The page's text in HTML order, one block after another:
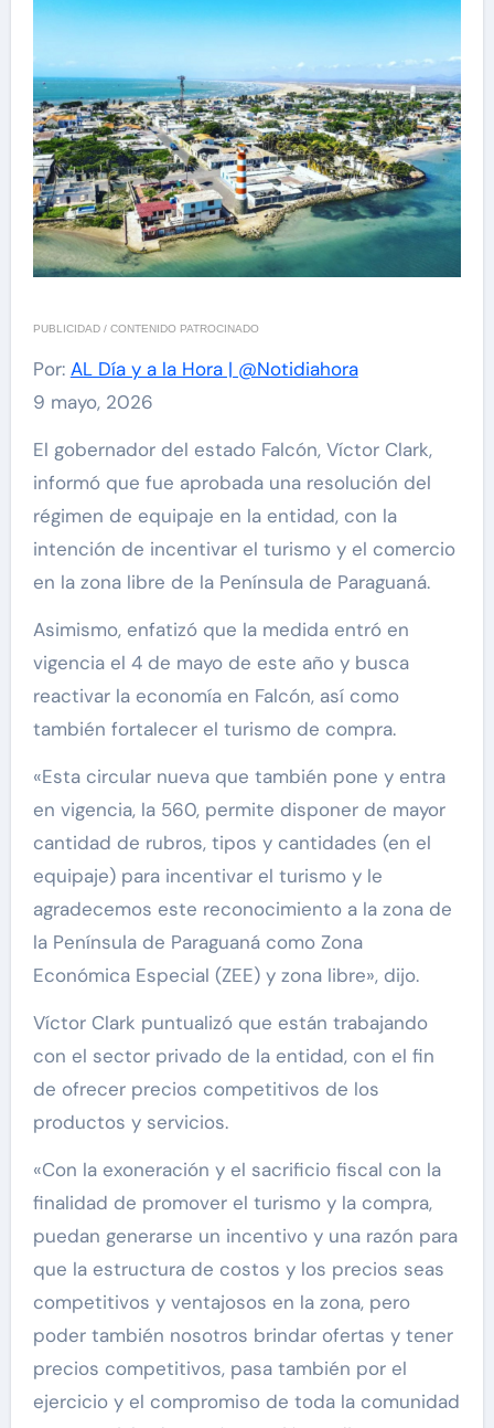
PUBLICIDAD / CONTENIDO PATROCINADO
Por: AL Día y a la Hora | @Notidiahora
9 mayo, 2026
El gobernador del estado Falcón, Víctor Clark,
informó que fue aprobada una resolución del
régimen de equipaje en la entidad, con la
intención de incentivar el turismo y el comercio
en la zona libre de la Península de Paraguaná.
Asimismo, enfatizó que la medida entró en
vigencia el 4 de mayo de este año y busca
reactivar la economía en Falcón, así como
también fortalecer el turismo de compra.
«Esta circular nueva que también pone y entra
en vigencia, la 560, permite disponer de mayor
cantidad de rubros, tipos y cantidades (en el
equipaje) para incentivar el turismo y le
agradecemos este reconocimiento a la zona de
la Península de Paraguaná como Zona
Económica Especial (ZEE) y zona libre», dijo.
Víctor Clark puntualizó que están trabajando
con el sector privado de la entidad, con el fin
de ofrecer precios competitivos de los
productos y servicios.
«Con la exoneración y el sacrificio fiscal con la
finalidad de promover el turismo y la compra,
puedan generarse un incentivo y una razón para
que la estructura de costos y los precios seas
competitivos y ventajosos en la zona, pero
poder también nosotros brindar ofertas y tener
precios competitivos, pasa también por el
ejercicio y el compromiso de toda la comunidad